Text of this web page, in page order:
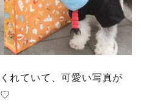
れていて、可愛い写真が
♡